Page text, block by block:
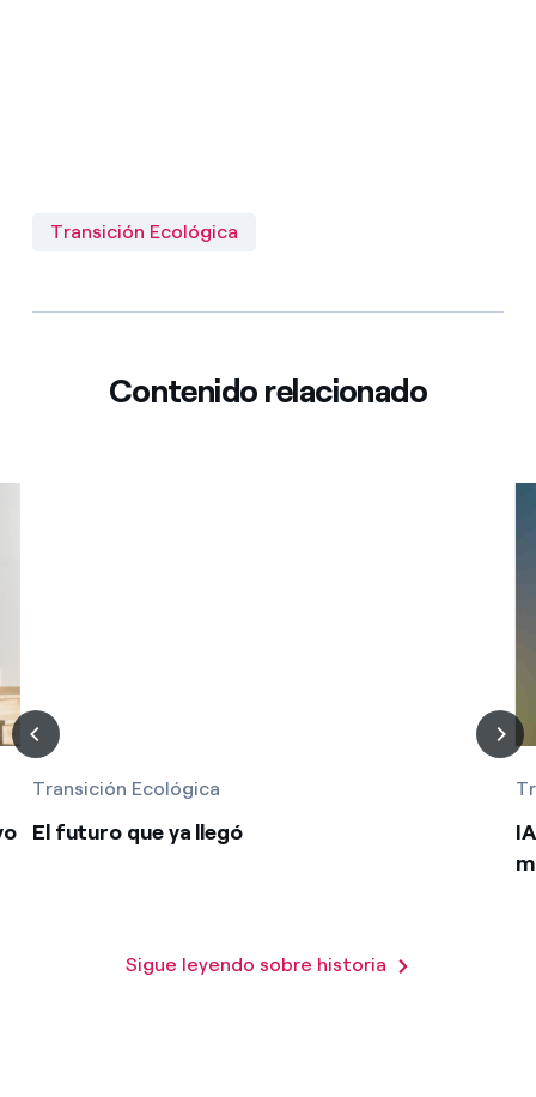
Transición Ecológica
Contenido relacionado
Transición Ecológica
El futuro que ya llegó
Sigue leyendo sobre historia